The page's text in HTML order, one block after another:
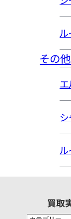
ル
その
ル
買取